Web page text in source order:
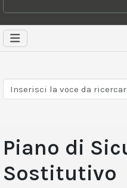
Piano di
Sostitutivo